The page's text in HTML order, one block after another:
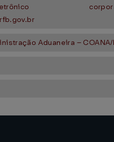
Aduaneira – COANA/